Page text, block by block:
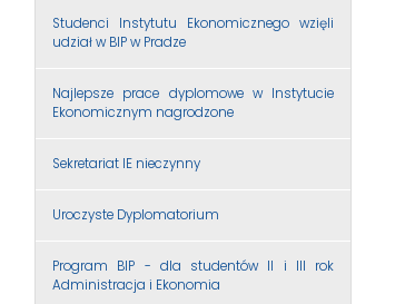
Studenci Instytutu Ekonomicznego wzięli
udział w BIP w Pradze
Najlepsze prace dyplomowe w Instytucie
Ekonomicznym nagrodzone
Sekretariat IE nieczynny
Uroczyste Dyplomatorium
Program BIP - dla studentów II i III rok
Administracja i Ekonomia